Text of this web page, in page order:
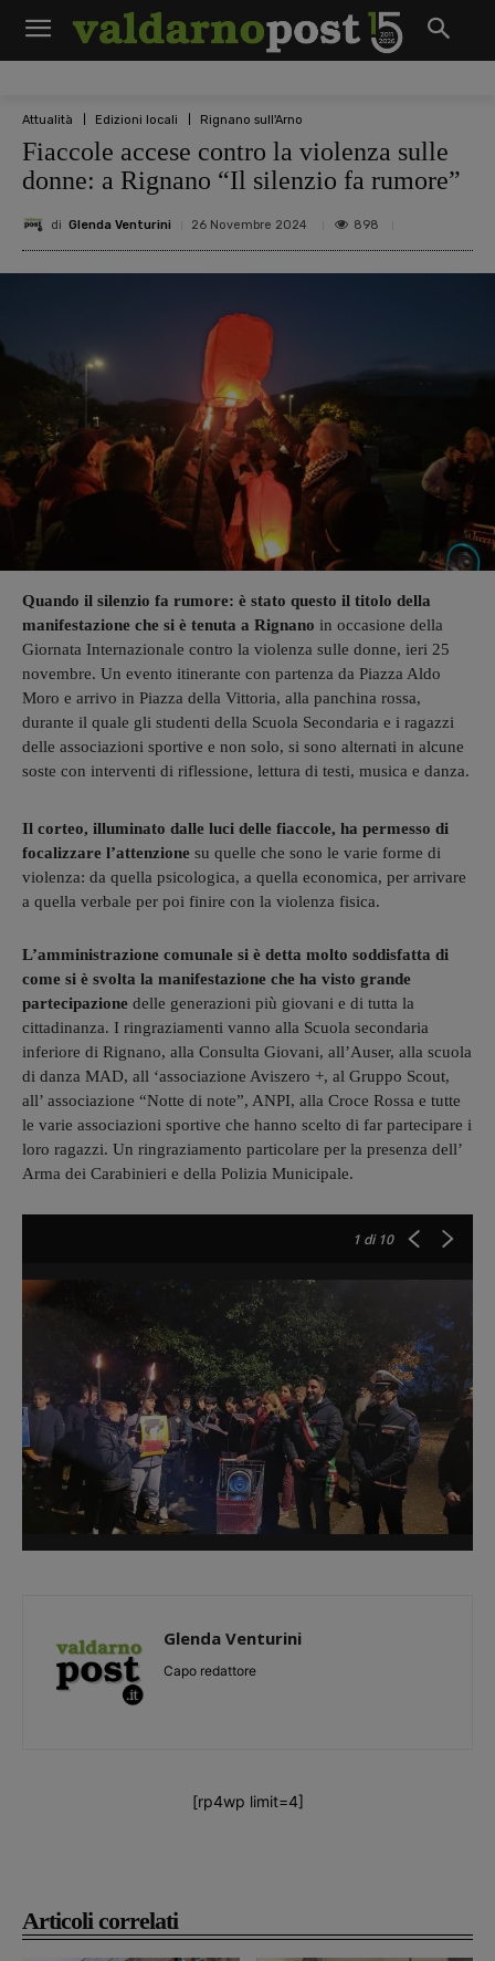
Attualità Edizioni locali Rignano sull'Arno
Fiaccole accese contro la violenza sulle
donne: a Rignano “Il silenzio fa rumore”
di Glenda Venturini 26 Novembre 2024 898
Articoli correlati
Quando il silenzio fa rumore: è stato questo il titolo della
manifestazione che si è tenuta a Rignano in occasione della
Giornata Internazionale contro la violenza sulle donne, ieri 25
novembre. Un evento itinerante con partenza da Piazza Aldo
Moro e arrivo in Piazza della Vittoria, alla panchina rossa,
durante il quale gli studenti della Scuola Secondaria e i ragazzi
delle associazioni sportive e non solo, si sono alternati in alcune
soste con interventi di riflessione, lettura di testi, musica e danza.
Il corteo, illuminato dalle luci delle fiaccole, ha permesso di
focalizzare l’attenzione su quelle che sono le varie forme di
violenza: da quella psicologica, a quella economica, per arrivare
a quella verbale per poi finire con la violenza fisica.
L’amministrazione comunale si è detta molto soddisfatta di
come si è svolta la manifestazione che ha visto grande
partecipazione delle generazioni più giovani e di tutta la
cittadinanza. I ringraziamenti vanno alla Scuola secondaria
inferiore di Rignano, alla Consulta Giovani, all’Auser, alla scuola
di danza MAD, all ‘associazione Aviszero +, al Gruppo Scout,
all’ associazione “Notte di note”, ANPI, alla Croce Rossa e tutte
le varie associazioni sportive che hanno scelto di far partecipare i
loro ragazzi. Un ringraziamento particolare per la presenza dell’
Arma dei Carabinieri e della Polizia Municipale.
1 di 10
Glenda Venturini
Capo redattore
[rp4wp limit=4]